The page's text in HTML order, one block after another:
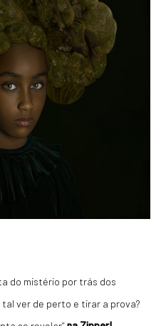
do mistério por trás dos
ver de perto e tirar a prova?